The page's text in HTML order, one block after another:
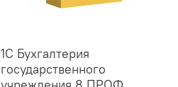
1С Бухгалтерия
государственного